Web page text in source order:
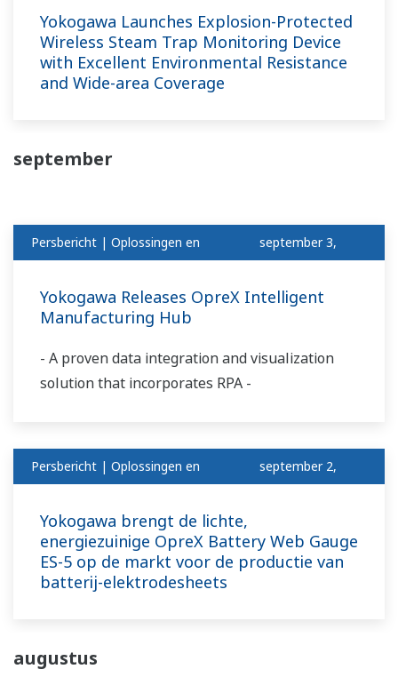
Yokogawa Launches Explosion-Protected
Wireless Steam Trap Monitoring Device
with Excellent Environmental Resistance
and Wide-area Coverage
september
Persbericht | Oplossingen en september 3,
Yokogawa Releases OpreX Intelligent
Manufacturing Hub
- A proven data integration and visualization
solution that incorporates RPA -
Persbericht | Oplossingen en september 2,
Yokogawa brengt de lichte,
energiezuinige OpreX Battery Web Gauge
ES-5 op de markt voor de productie van
batterij-elektrodesheets
augustus